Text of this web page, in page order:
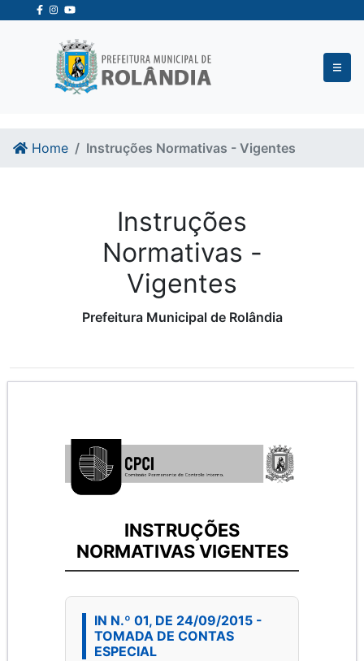
Ir para o conteudo
Ir para o fim do conteudo
Home Instruções Normativas - Vigentes
Instruções
Normativas -
Vigentes
Prefeitura Municipal de Rolândia
INSTRUÇÕES
NORMATIVAS VIGENTES
IN N.º 01, DE 24/09/2015 -
TOMADA DE CONTAS
ESPECIAL